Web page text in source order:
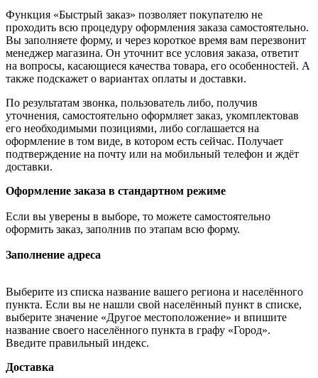
Функция «Быстрый заказ» позволяет покупателю не
проходить всю процедуру оформления заказа самостоятельно.
Вы заполняете форму, и через короткое время вам перезвонит
менеджер магазина. Он уточнит все условия заказа, ответит
на вопросы, касающиеся качества товара, его особенностей. А
также подскажет о вариантах оплаты и доставки.
По результатам звонка, пользователь либо, получив
уточнения, самостоятельно оформляет заказ, укомплектовав
его необходимыми позициями, либо соглашается на
оформление в том виде, в котором есть сейчас. Получает
подтверждение на почту или на мобильный телефон и ждёт
доставки.
Оформление заказа в стандартном режиме
Если вы уверены в выборе, то можете самостоятельно
оформить заказ, заполнив по этапам всю форму.
Заполнение адреса
Выберите из списка название вашего региона и населённого
пункта. Если вы не нашли свой населённый пункт в списке,
выберите значение «Другое местоположение» и впишите
название своего населённого пункта в графу «Город».
Введите правильный индекс.
Доставка